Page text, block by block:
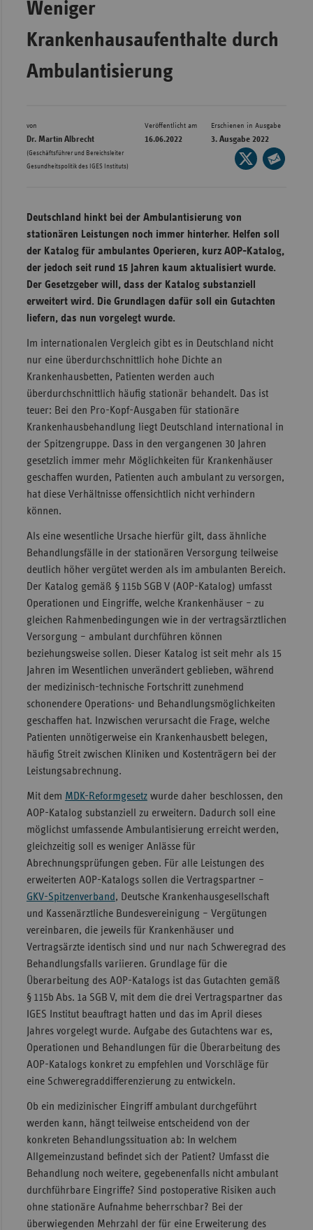
Bayern
Weniger
Krankenhausaufenthalte durch
Ambulantisierung
von
Dr. Martin Albrecht
(Geschäftsführer und Bereichsleiter
Gesundheitspolitik des IGES Instituts)
Veröffentlicht am
16.06.2022
Erschienen in Ausgabe
3. Ausgabe 2022
Seite
auf
Mail
Deutschland hinkt bei der Ambulantisierung von
stationären Leistungen noch immer hinterher. Helfen soll
der Katalog für ambulantes Operieren, kurz AOP-Katalog,
der jedoch seit rund 15 Jahren kaum aktualisiert wurde.
Der Gesetzgeber will, dass der Katalog substanziell
erweitert wird. Die Grundlagen dafür soll ein Gutachten
liefern, das nun vorgelegt wurde.
Im internationalen Vergleich gibt es in Deutschland nicht
nur eine überdurchschnittlich hohe Dichte an
Krankenhausbetten, Patienten werden auch
überdurchschnittlich häufig stationär behandelt. Das ist
teuer: Bei den Pro-Kopf-Ausgaben für stationäre
Krankenhausbehandlung liegt Deutschland international in
der Spitzengruppe. Dass in den vergangenen 30 Jahren
gesetzlich immer mehr Möglichkeiten für Krankenhäuser
geschaffen wurden, Patienten auch ambulant zu versorgen,
hat diese Verhältnisse offensichtlich nicht verhindern
können.
Als eine wesentliche Ursache hierfür gilt, dass ähnliche
Behandlungsfälle in der stationären Versorgung teilweise
deutlich höher vergütet werden als im ambulanten Bereich.
Der Katalog gemäß § 115b SGB V (AOP-Katalog) umfasst
Operationen und Eingriffe, welche Krankenhäuser – zu
gleichen Rahmenbedingungen wie in der vertragsärztlichen
Versorgung – ambulant durchführen können
beziehungsweise sollen. Dieser Katalog ist seit mehr als 15
Jahren im Wesentlichen unverändert geblieben, während
der medizinisch-technische Fortschritt zunehmend
schonendere Operations- und Behandlungsmöglichkeiten
geschaffen hat. Inzwischen verursacht die Frage, welche
Patienten unnötigerweise ein Krankenhausbett belegen,
häufig Streit zwischen Kliniken und Kostenträgern bei der
Leistungsabrechnung.
Mit dem MDK-Reformgesetzwurde daher beschlossen, den
AOP-Katalog substanziell zu erweitern. Dadurch soll eine
möglichst umfassende Ambulantisierung erreicht werden,
gleichzeitig soll es weniger Anlässe für
Abrechnungsprüfungen geben. Für alle Leistungen des
erweiterten AOP-Katalogs sollen die Vertragspartner –
GKV-Spitzenverband, Deutsche Krankenhausgesellschaft
und Kassenärztliche Bundesvereinigung – Vergütungen
vereinbaren, die jeweils für Krankenhäuser und
Vertragsärzte identisch sind und nur nach Schweregrad des
Behandlungsfalls variieren. Grundlage für die
Überarbeitung des AOP-Katalogs ist das Gutachten gemäß
§ 115b Abs. 1a SGB V, mit dem die drei Vertragspartner das
IGES Institut beauftragt hatten und das im April dieses
Jahres vorgelegt wurde. Aufgabe des Gutachtens war es,
Operationen und Behandlungen für die Überarbeitung des
AOP-Katalogs konkret zu empfehlen und Vorschläge für
eine Schweregraddifferenzierung zu entwickeln.
Ob ein medizinischer Eingriff ambulant durchgeführt
werden kann, hängt teilweise entscheidend von der
konkreten Behandlungssituation ab: In welchem
Allgemeinzustand befindet sich der Patient? Umfasst die
Behandlung noch weitere, gegebenenfalls nicht ambulant
durchführbare Eingriffe? Sind postoperative Risiken auch
ohne stationäre Aufnahme beherrschbar? Bei der
überwiegenden Mehrzahl der für eine Erweiterung des